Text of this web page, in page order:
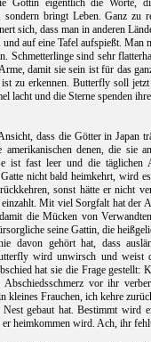
bringt Leben. Ganz zu
sich, dass man in anderen
auf eine Tafel aufspießt. Man
Schmetterlinge sind sehr
damit sie sein ist für das
ist zu erkennen. Butterfly soll
lacht und die Sterne spenden
dass die Götter in Japan
amerikanischen denen, die sie
ist fast leer und die täglichen
nicht bald heimkehrt, wird
sonst hätte er nicht
Mit viel Sorgfalt hat der
die Mücken von
seine Gattin, die
davon gehört hat, dass
wird unwirsch und weist
hat sie die Frage gestellt:
Abschiedsschmerz vor ihr
kleines Frauchen, ich kehre
gebaut hat. Bestimmt wird
heimkommen wird. Ach, ihr